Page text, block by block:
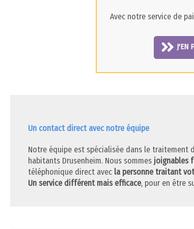
Avec notre service de
J'EN
Un contact direct avec notre équipe
Notre équipe est spécialisée dans le traitement
habitants Drusenheim. Nous sommes joignables
téléphonique direct avec la personne traitant
Un service différent mais efficace, pour en être